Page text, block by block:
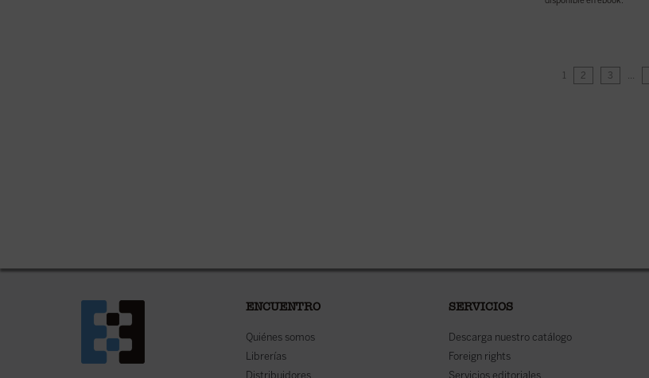
1 2 3 …
ENCUENTRO
Quiénes somos
Librerías
Distribuidores
SERVICIOS
Descarga nuestro catálogo
Foreign rights
Servicios editoriales